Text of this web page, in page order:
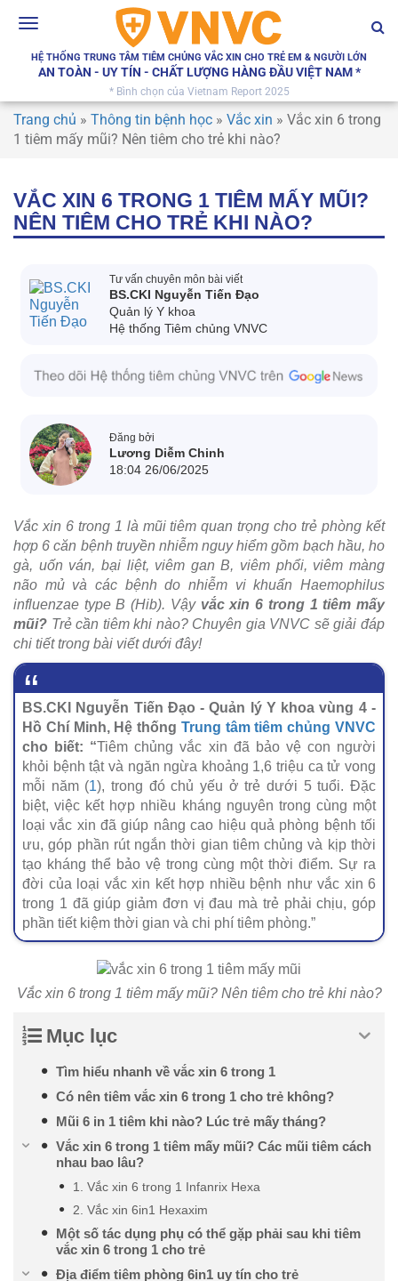
Toggle
HỆ THỐNG TRUNG TÂM TIÊM CHỦNG VẮC XIN CHO TRẺ EM & NGƯỜI LỚN
AN TOÀN - UY TÍN - CHẤT LƯỢNG HÀNG ĐẦU VIỆT NAM *
* Bình chọn của Vietnam Report 2025
Trang chủ » Thông tin bệnh học » Vắc xin » Vắc xin 6 trong
1 tiêm mấy mũi? Nên tiêm cho trẻ khi nào?
VẮC XIN 6 TRONG 1 TIÊM MẤY MŨI?
NÊN TIÊM CHO TRẺ KHI NÀO?
Tư vấn chuyên môn bài viết
BS.CKI Nguyễn Tiến Đạo
Quản lý Y khoa
Hệ thống Tiêm chủng VNVC
Đăng bởi
Lương Diễm Chinh
18:04 26/06/2025
Vắc xin 6 trong 1 là mũi tiêm quan trọng cho trẻ phòng kết
hợp 6 căn bệnh truyền nhiễm nguy hiểm gồm bạch hầu, ho
gà, uốn ván, bại liệt, viêm gan B, viêm phổi, viêm màng
não mủ và các bệnh do nhiễm vi khuẩn Haemophilus
influenzae type B (Hib). Vậy vắc xin 6 trong 1 tiêm mấy
mũi? Trẻ cần tiêm khi nào? Chuyên gia VNVC sẽ giải đáp
chi tiết trong bài viết dưới đây!
BS.CKI Nguyễn Tiến Đạo - Quản lý Y khoa vùng 4 -
Hồ Chí Minh, Hệ thống Trung tâm tiêm chủng VNVC
cho biết: “Tiêm chủng vắc xin đã bảo vệ con người
khỏi bệnh tật và ngăn ngừa khoảng 1,6 triệu ca tử vong
mỗi năm (1), trong đó chủ yếu ở trẻ dưới 5 tuổi. Đặc
biệt, việc kết hợp nhiều kháng nguyên trong cùng một
loại vắc xin đã giúp nâng cao hiệu quả phòng bệnh tối
ưu, góp phần rút ngắn thời gian tiêm chủng và kịp thời
tạo kháng thể bảo vệ trong cùng một thời điểm. Sự ra
đời của loại vắc xin kết hợp nhiều bệnh như vắc xin 6
trong 1 đã giúp giảm đơn vị đau mà trẻ phải chịu, góp
phần tiết kiệm thời gian và chi phí tiêm phòng.”
Vắc xin 6 trong 1 tiêm mấy mũi? Nên tiêm cho trẻ khi nào?
Mục lục
Tìm hiểu nhanh về vắc xin 6 trong 1
Có nên tiêm vắc xin 6 trong 1 cho trẻ không?
Mũi 6 in 1 tiêm khi nào? Lúc trẻ mấy tháng?
Vắc xin 6 trong 1 tiêm mấy mũi? Các mũi tiêm cách
nhau bao lâu?
1. Vắc xin 6 trong 1 Infanrix Hexa
2. Vắc xin 6in1 Hexaxim
Một số tác dụng phụ có thể gặp phải sau khi tiêm
vắc xin 6 trong 1 cho trẻ
Địa điểm tiêm phòng 6in1 uy tín cho trẻ